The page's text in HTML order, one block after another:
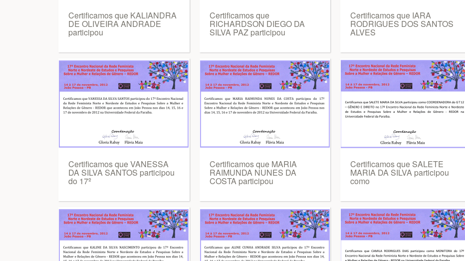
Certificamos que KALIANDRA
DE OLIVEIRA ANDRADE
participou
Certificamos que VANESSA
DA SILVA SANTOS participou
do 17º
Certificamos que
RICHARDSON DIEGO DA
SILVA PAZ participou
Certificamos que MARIA
RAIMUNDA NUNES DA
COSTA participou
Certificamos que IARA
RODRIGUES DOS SANTOS
ALVES
Certificamos que SALETE
MARIA DA SILVA participou
como